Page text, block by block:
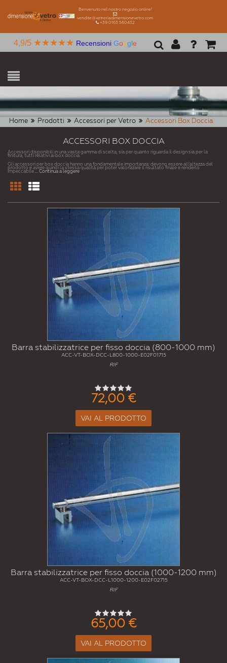
Benvenuto nel nostro negozio online!
vendite@vetreriadimensionevetro.com
+39 0163 560432
4,9/5 ★★★★★ Recensioni Google
Home Prodotti Accessori per Vetro Accessori Box Doccia
ACCESSORI BOX DOCCIA
Accessori disponibili in una vasta gamma di scelta, sia per quanto riguarda il design sia per la
finitura, tutti relativi ai box doccia.
Gli accessori per box doccia hanno una fondamentale importanza: devono essere all'altezza del
prodotto e avere quindi la stessa qualità per poter valorizzare il risultato finale e renderlo
impeccabile. ... Continua a leggere
Barra stabilizzatrice per fisso doccia (800-1000 mm)
ACC-VT-BOX-DCC-L800-1000-E02F01715
RIF
72,00 €
VAI AL PRODOTTO
Barra stabilizzatrice per fisso doccia (1000-1200 mm)
ACC-VT-BOX-DCC-L1000-1200-E02F02715
RIF
65,00 €
VAI AL PRODOTTO